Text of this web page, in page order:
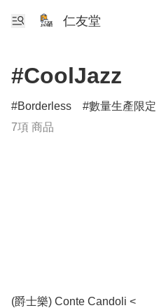
仁友堂
#CoolJazz
Borderless 數量生產限定
7項 商品
(爵士樂) Conte Candoli <